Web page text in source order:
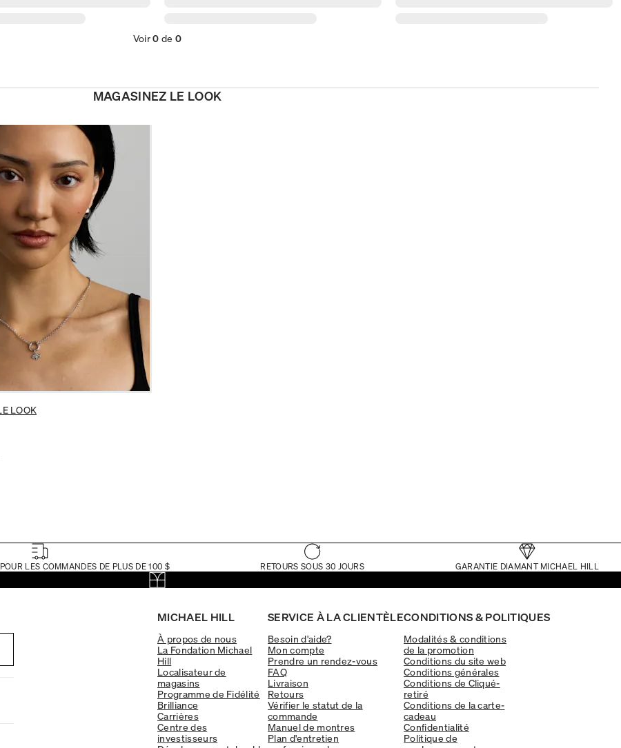
Voir0 de 0
MAGASINEZ LE LOOK
LOOK
LES COMMANDES DE PLUS DE 100 $ RETOURS SOUS 30 JOURS GARANTIE DIAMANT MICHAEL HILL
MICHAEL HILL
À propos de nous
La Fondation Michael
Hill
Localisateur de
magasins
Programme de Fidélité
Brilliance
Carrières
Centre des
investisseurs
SERVICE À LA CLIENTÈLE
Besoin d'aide?
Mon compte
Prendre un rendez-vous
FAQ
Livraison
Retours
Vérifier le statut de la
commande
Manuel de montres
Plan d'entretien
CONDITIONS & POLITIQUES
Modalités & conditions
de la promotion
Conditions du site web
Conditions générales
Conditions de Cliqué-
retiré
Conditions de la carte-
cadeau
Confidentialité
Politique de